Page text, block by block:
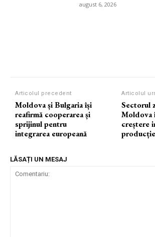
august 6, 2026
Articolul precedent
Moldova și Bulgaria își
reafirmă cooperarea și
sprijinul pentru
integrarea europeană
Articolul
Sectorul
Moldova
creștere
LĂSAȚI UN MESAJ